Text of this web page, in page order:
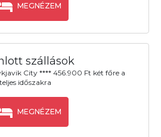
MEGNÉZEM
szállások
City **** 456.900 Ft két főre a
teljes időszakra
MEGNÉZEM